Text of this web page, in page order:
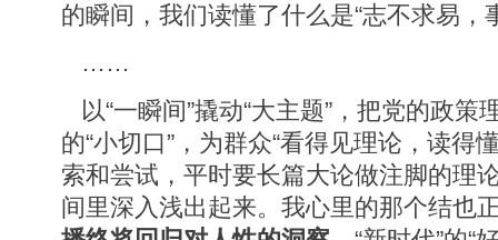
的瞬间，我们读懂了什么是“志不求易，
……
以“一瞬间”撬动“大主题”，把党的政策
的“小切口”，为群众“看得见理论，读得
索和尝试，平时要长篇大论做注脚的理
间里深入浅出起来。我心里的那个结也